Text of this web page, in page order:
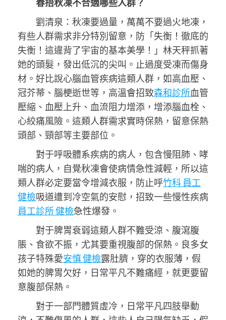
春捂秋凍不合適哪些人群？
劉清泉：秋凍要過量，萬萬不要過火地凍，
有些人群需求非分特別留意，防「失衡！徹底的
失衡！這違背了宇宙的基本美學！」林天秤抓著
她的頭髮，發出低沉的尖叫。止過度受凍而傷身
材。好比說心腦血管疾病這類人群，如高血壓、
冠芥蒂、腦梗逝世等，高溫會招致森和診所血管
壓縮、血壓上升、血流阻力增添，增添腦血栓、
心絞痛風險。這類人群需求實時保熱，留意保熱
頭部、頸部等主要部位。
對于呼吸體系疾病的病人，包含慢阻肺、哮
喘的病人，自覺秋凍會使病情急性減輕，所以這
類人群必定要當令增減衣服，防止呼竹科 員工
健檢吸道遭到冷空氣的安慰，招致一些慢性疾病
員工診所 健檢急性爆發。
對于脾胃衰弱這類人群不難受涼、腹瀉腹
脹、食欲不振，尤其要重視腹部的保熱。良多女
孩子特殊愛安慎 健檢露肚臍，穿的衣服薄，假
如她的脾胃欠好，日常平凡不難痛經，就更要留
意腹部保熱。
對于一部門體質虛冷，日常平凡四肢舉動